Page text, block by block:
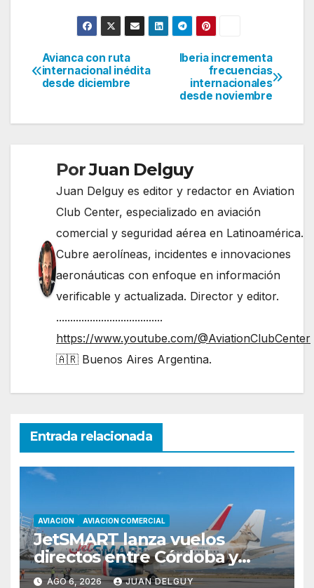
Navegación
de
entradas
Iberia incrementa
frecuencias
internacionales
desde noviembre
Avianca con ruta
internacional inédita
desde diciembre
PorJuan Delguy
Juan Delguy es editor y redactor en Aviation
Club Center, especializado en aviación
comercial y seguridad aérea en Latinoamérica.
Cubre aerolíneas, incidentes e innovaciones
aeronáuticas con enfoque en información
verificable y actualizada. Director y editor.
......................................
https://www.youtube.com/@AviationClubCenter
🇦🇷 Buenos Aires Argentina.
Entrada relacionada
AVIACION AVIACION COMERCIAL
JetSMART lanza vuelos
directos entre Córdoba y
Florianópolis
AGO 6, 2026 JUAN DELGUY